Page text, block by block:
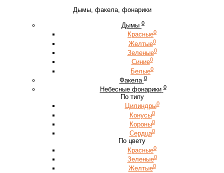
Дымы, факела, фонарики
Дымы 0
Красные0
Желтые0
Зеленые0
Синие0
Белые0
Факела 0
Небесные фонарики 0
По типу
Цилиндры0
Конусы0
Короны0
Сердца0
По цвету
Красные0
Зеленые0
Желтые0